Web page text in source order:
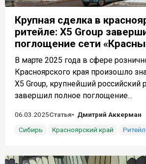
Крупная сделка в
ритейле: X5 Group
поглощение сети
В марте 2025 года в сфере
Красноярского края произошло
X5 Group, крупнейший российский
завершил полное поглощение...
06.03.2025Статья
Дмитрий Аккерман
Сибирь
Красноярский край Ритейл